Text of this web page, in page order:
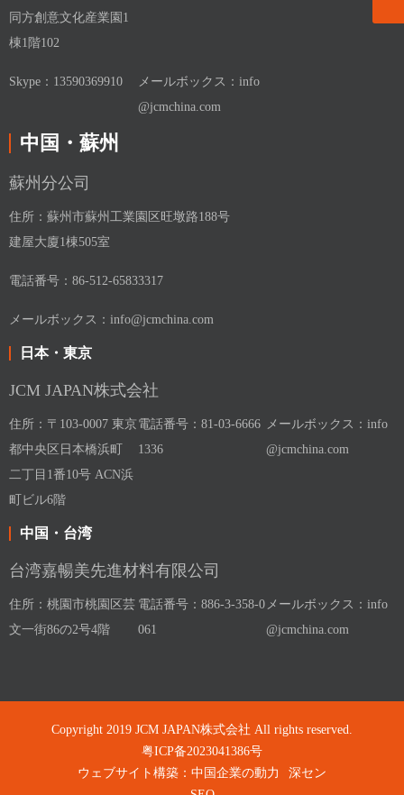
同方創意文化産業園1
棟1階102
Skype：13590369910
メールボックス：info
@jcmchina.com
中国・蘇州
蘇州分公司
住所：蘇州市蘇州工業園区旺墩路188号
建屋大廈1棟505室
電話番号：86-512-65833317
メールボックス：info@jcmchina.com
日本・東京
JCM JAPAN株式会社
住所：〒103-0007 東京
都中央区日本橋浜町
二丁目1番10号 ACN浜
町ビル6階
電話番号：81-03-6666
1336
メールボックス：info
@jcmchina.com
中国・台湾
台湾嘉暢美先進材料有限公司
住所：桃園市桃園区芸
文一街86の2号4階
電話番号：886-3-358-0
061
メールボックス：info
@jcmchina.com
Copyright 2019 JCM JAPAN株式会社 All rights reserved.
粤ICP备2023041386号
ウェブサイト構築：中国企業の動力
深セン